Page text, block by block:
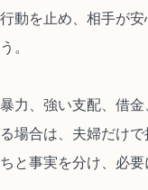
行動を止め、相手が
う。
暴力、強い支配、借
る場合は、夫婦だけ
ちと事実を分け、必要